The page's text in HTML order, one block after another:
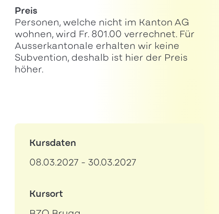
Preis
Personen, welche nicht im Kanton AG
wohnen, wird Fr. 801.00 verrechnet. Für
Ausserkantonale erhalten wir keine
Subvention, deshalb ist hier der Preis
höher.
Kursdaten
08.03.2027 - 30.03.2027
Kursort